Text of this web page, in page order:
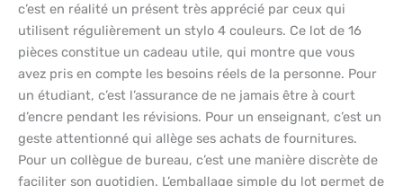
c’est en réalité un présent très apprécié par ceux qui
utilisent régulièrement un stylo 4 couleurs. Ce lot de 16
pièces constitue un cadeau utile, qui montre que vous
avez pris en compte les besoins réels de la personne. Pour
un étudiant, c’est l’assurance de ne jamais être à court
d’encre pendant les révisions. Pour un enseignant, c’est un
geste attentionné qui allège ses achats de fournitures.
Pour un collègue de bureau, c’est une manière discrète de
faciliter son quotidien. L’emballage simple du lot permet de